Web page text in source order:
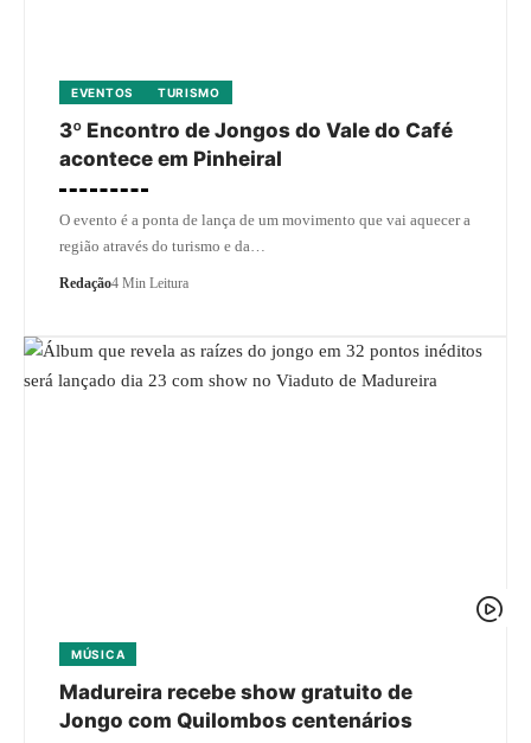
EVENTOS TURISMO
3º Encontro de Jongos do Vale do Café
acontece em Pinheiral
O evento é a ponta de lança de um movimento que vai aquecer a
região através do turismo e da…
Redação4 Min Leitura
MÚSICA
Madureira recebe show gratuito de
Jongo com Quilombos centenários